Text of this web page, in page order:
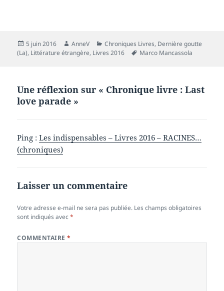
Publié
le
5 juin 2016 Auteur
AnneV Catégories
Chroniques Livres, Dernière goutte
(La), Littérature étrangère, Livres 2016
Mots-
Marco Mancassola
Une réflexion sur « Chronique livre : Last
love parade »
Ping :Les indispensables – Livres 2016 – RACINES…
(chroniques)
Laisser un commentaire
Votre adresse e-mail ne sera pas publiée. Les champs obligatoires
sont indiqués avec*
COMMENTAIRE*